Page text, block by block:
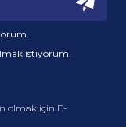
istiyorum.
olmak için E-